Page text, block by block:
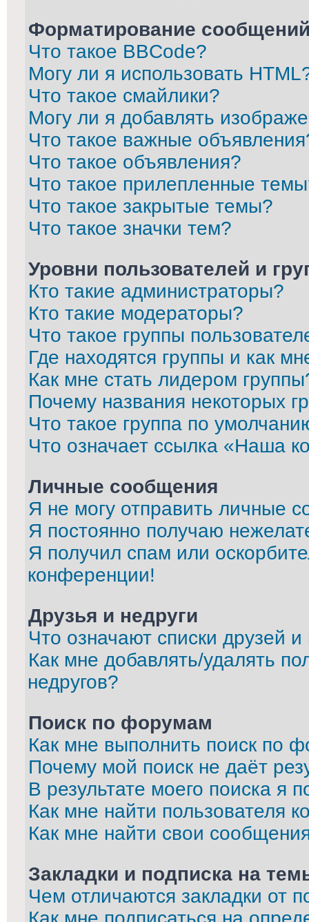
Форматирование
Что такое BBCode?
Могу ли я использовать
Что такое смайлики?
Могу ли я добавлять
Что такое важные
Что такое объявления?
Что такое прилепленные
Что такое закрытые темы?
Что такое значки тем?
Уровни пользователей и
Кто такие администраторы?
Кто такие модераторы?
Что такое группы
Где находятся группы и как
Как мне стать лидером
Почему названия некоторых
Что такое группа по
Что означает ссылка «Наша
Личные сообщения
Я не могу отправить личные
Я постоянно получаю
Я получил спам или
конференции!
Друзья и недруги
Что означают списки друзей и
Как мне добавлять/удалять
недругов?
Поиск по форумам
Как мне выполнить поиск по
Почему мой поиск не даёт
В результате моего поиска я
Как мне найти пользователя
Как мне найти свои
Закладки и подписка на
Чем отличаются закладки от